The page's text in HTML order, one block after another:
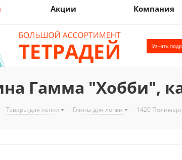
Акции Компания
Гамма "Хобби",
- Товары для лепки - Глины для лепки - 1420